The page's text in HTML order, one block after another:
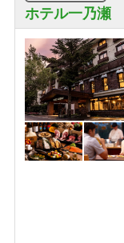
ホテル一乃瀬